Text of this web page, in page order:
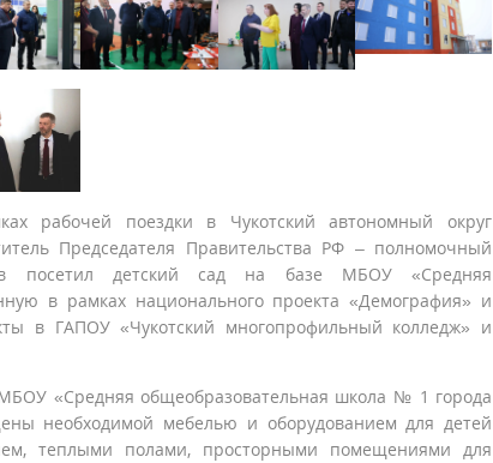
рабочей поездки в Чукотский автономный округ
Председателя Правительства РФ – полномочный
посетил детский сад на базе МБОУ «Средняя
в рамках национального проекта «Демография» и
в ГАПОУ «Чукотский многопрофильный колледж» и
«Средняя общеобразовательная школа № 1 города
необходимой мебелью и оборудованием для детей
теплыми полами, просторными помещениями для